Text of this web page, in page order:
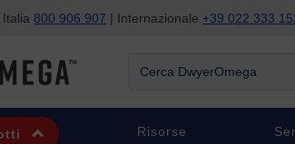
Italia 800 906 907 | Internazionale +39 022 333
Risorse